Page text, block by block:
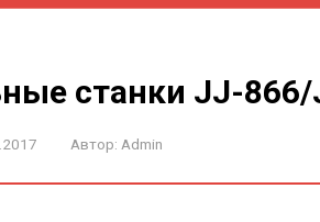
станки JJ-866/
Автор: Admin